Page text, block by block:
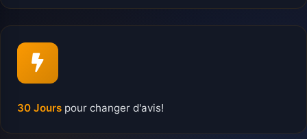
30 Jours pour changer d'avis!